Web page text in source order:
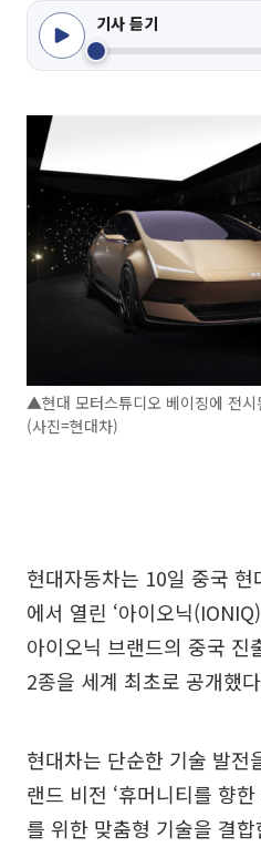
기사 듣기
▲현대 모터스튜디오 베이징에 전
(사진=현대차)
현대자동차는 10일 중국
에서 열린 ‘아이오닉
아이오닉 브랜드의 중국 진
2종을 세계 최초로 공개했
현대차는 단순한 기술 발전
랜드 비전 ‘휴머니티를 향
를 위한 맞춤형 기술을 결